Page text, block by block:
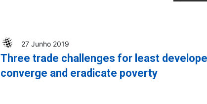
27 Junho 2019
Three trade challenges for least
converge and eradicate poverty